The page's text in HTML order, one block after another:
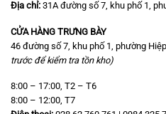
Địa chỉ: 31A đường số 7, khu phố 1,
CỬA HÀNG TRƯNG BÀY
46 đường số 7, khu phố 1, phường
trước để kiểm tra tồn kho)
8:00 – 17:00, T2 – T6
8:00 – 12:00, T7